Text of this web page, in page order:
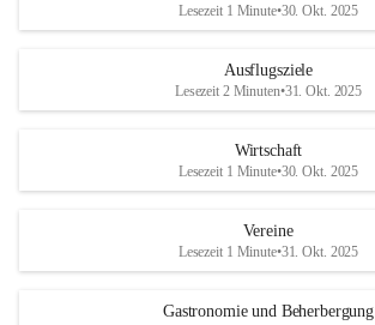
Lesezeit 1 Minute•30. Okt. 2025
Ausflugsziele
Lesezeit 2 Minuten•31. Okt. 2025
Wirtschaft
Lesezeit 1 Minute•30. Okt. 2025
Vereine
Lesezeit 1 Minute•31. Okt. 2025
Gastronomie und Beherbergung